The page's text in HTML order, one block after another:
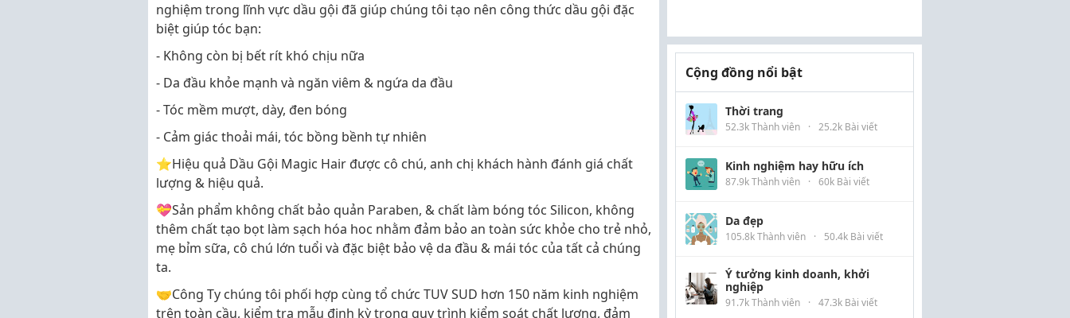
nghiệm trong lĩnh vực dầu gội đã giúp chúng tôi tạo nên công thức dầu gội đặc
biệt giúp tóc bạn:
- Không còn bị bết rít khó chịu nữa
- Da đầu khỏe mạnh và ngăn viêm & ngứa da đầu
- Tóc mềm mượt, dày, đen bóng
- Cảm giác thoải mái, tóc bồng bềnh tự nhiên
⭐️Hiệu quả Dầu Gội Magic Hair được cô chú, anh chị khách hành đánh giá chất
lượng & hiệu quả.
💝Sản phẩm không chất bảo quản Paraben, & chất làm bóng tóc Silicon, không
thêm chất tạo bọt làm sạch hóa hoc nhằm đảm bảo an toàn sức khỏe cho trẻ nhỏ,
mẹ bỉm sữa, cô chú lớn tuổi và đặc biệt bảo vệ da đầu & mái tóc của tất cả chúng
ta.
🤝Công Ty chúng tôi phối hợp cùng tổ chức TUV SUD hơn 150 năm kinh nghiệm
trên toàn cầu, kiểm tra mẫu định kỳ trong quy trình kiểm soát chất lượng, đảm
Cộng đồng nổi bật
Thời trang
52.3k Thành viên · 25.2k Bài viết
Kinh nghiệm hay hữu ích
87.9k Thành viên · 60k Bài viết
Da đẹp
105.8k Thành viên · 50.4k Bài viết
Ý tưởng kinh doanh, khởi
nghiệp
91.7k Thành viên · 47.3k Bài viết